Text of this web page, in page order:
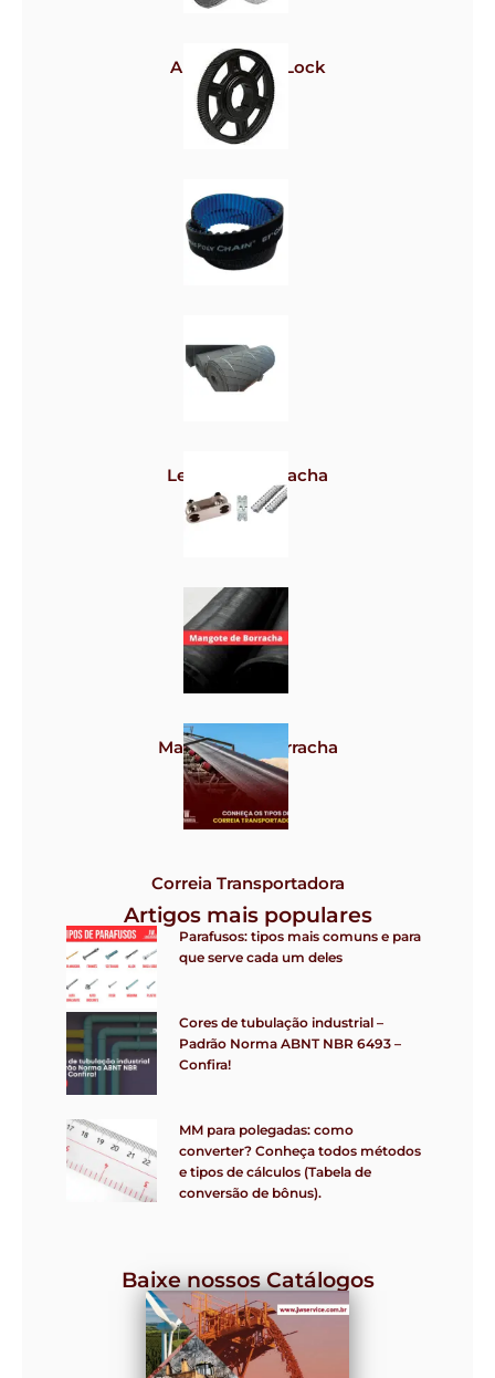
Arruela Nord-Lock
Polias
Correias
Lençol de borracha
Grampos
Mangote de borracha
Correia Transportadora
Artigos mais populares
Parafusos: tipos mais comuns e para
que serve cada um deles
Cores de tubulação industrial –
Padrão Norma ABNT NBR 6493 –
Confira!
MM para polegadas: como
converter? Conheça todos métodos
e tipos de cálculos (Tabela de
conversão de bônus).
Baixe nossos Catálogos